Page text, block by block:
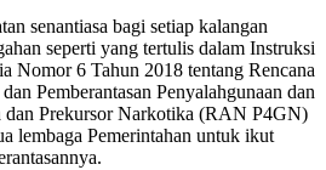
senantiasa bagi setiap kalangan
seperti yang tertulis dalam Instruksi
Nomor 6 Tahun 2018 tentang Rencana
Pemberantasan Penyalahgunaan dan
dan Prekursor Narkotika (RAN P4GN)
lembaga Pemerintahan untuk ikut